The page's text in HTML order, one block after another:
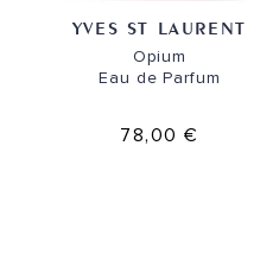
YVES ST LAURENT
Opium
Eau de Parfum
78,00 €